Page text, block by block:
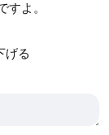
すよ。
げる